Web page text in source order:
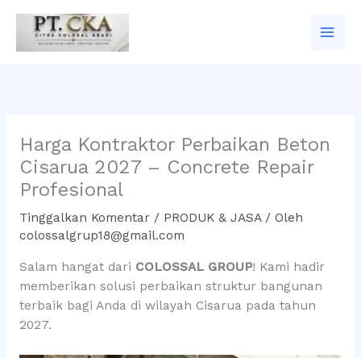
konten
Harga Kontraktor Perbaikan Beton
Cisarua 2027 – Concrete Repair
Profesional
Tinggalkan Komentar / PRODUK & JASA/ Oleh
colossalgrup18@gmail.com
Salam hangat dari COLOSSAL GROUP! Kami hadir
memberikan solusi perbaikan struktur bangunan
terbaik bagi Anda di wilayah Cisarua pada tahun
2027.